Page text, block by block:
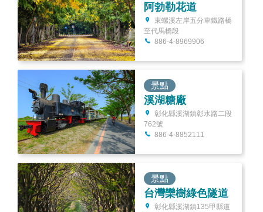
阿勃勒花道
東螺溪左岸五分車鐵路橋
至代馬橋段
886-4-8969906
景點
溪湖糖廠
彰化縣溪湖鎮彰水路二段
762號
886-4-8852111
景點
台灣欒樹綠色隧道
彰化縣溪湖鎮135甲縣道